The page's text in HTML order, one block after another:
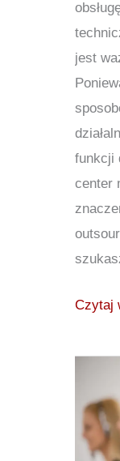
jest
funkcji
center
Czytaj